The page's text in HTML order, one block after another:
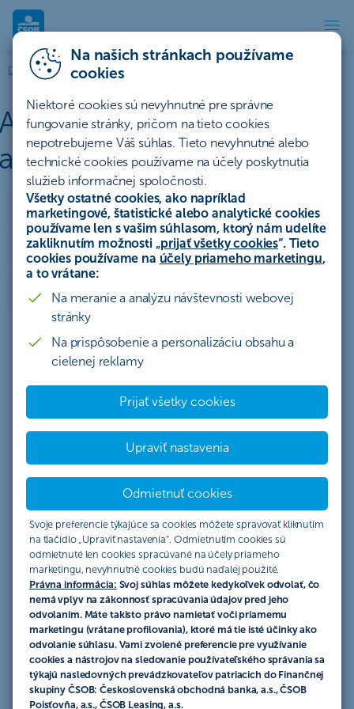
Na našich stránkach používame
cookies
Niektoré cookies sú nevyhnutné pre správne
fungovanie stránky, pričom na tieto cookies
nepotrebujeme Váš súhlas. Tieto nevyhnutné alebo
technické cookies používame na účely poskytnutia
služieb informačnej spoločnosti.
Všetky ostatné cookies, ako napríklad
marketingové, štatistické alebo analytické cookies
používame len s vašim súhlasom, ktorý nám udelíte
zakliknutím možnosti „prijať všetky cookies“. Tieto
cookies používame na účely priameho marketingu,
a to vrátane:
Na meranie a analýzu návštevnosti webovej
stránky
Na prispôsobenie a personalizáciu obsahu a
cielenej reklamy
Prijať všetky cookies
Upraviť nastavenia
Odmietnuť cookies
Svoje preferencie týkajúce sa cookies môžete spravovať kliknutím
na tlačidlo „Upraviť nastavenia“. Odmietnutím cookies sú
odmietnuté len cookies spracúvané na účely priameho
marketingu, nevyhnutné cookies budú naďalej použité.
Právna informácia: Svoj súhlas môžete kedykoľvek odvolať, čo
nemá vplyv na zákonnosť spracúvania údajov pred jeho
odvolaním. Máte takisto právo namietať voči priamemu
marketingu (vrátane profilovania), ktoré má tie isté účinky ako
odvolanie súhlasu. Vami zvolené preferencie pre využívanie
cookies a nástrojov na sledovanie používateľského správania sa
týkajú nasledovných prevádzkovateľov patriacich do Finančnej
skupiny ČSOB: Československá obchodná banka, a.s., ČSOB
Poisťovňa, a.s., ČSOB Leasing, a.s.
Archív štatútov a akcií | ČSOB
Dôležité dokumenty Štatúty súťaží
štatútov súťaží a
Účty a platby Úvery a lízing
Sporenie a investovanie Poistenie Hypotéky
Ostatné Celý archív
Chyba
Príspevok sa nenašiel.
ČSOB. Každý deň smart.
Právne informácie
Dokumenty
Nástroje
Kontakty
O nás
Kariéra